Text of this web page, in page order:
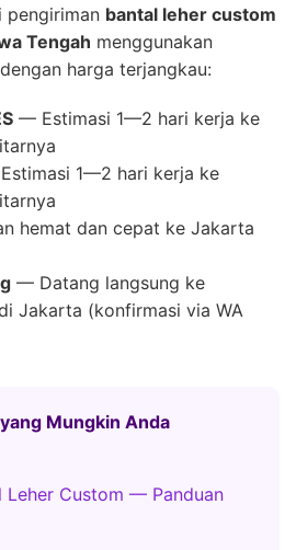
pengiriman bantal leher custom
Tengah menggunakan
harga terjangkau:
— Estimasi 1—2 hari kerja ke
1—2 hari kerja ke
hemat dan cepat ke Jakarta
— Datang langsung ke
Jakarta (konfirmasi via WA
Mungkin Anda
Leher Custom — Panduan